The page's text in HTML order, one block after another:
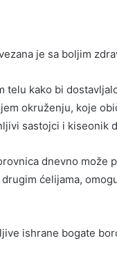
je sa boljim
telu kako bi
okruženju, koje
sastojci i kiseonik
dnevno
ćelijama,
ishrane bogate